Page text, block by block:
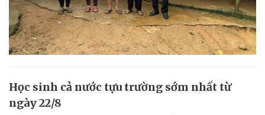
Học sinh cả nước tựu trường sớm nhất từ
ngày 22/8